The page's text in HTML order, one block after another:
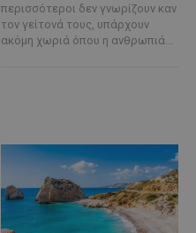
περισσότεροι δεν γνωρίζουν καν
τον γείτονά τους, υπάρχουν
ακόμη χωριά όπου η ανθρωπιά...